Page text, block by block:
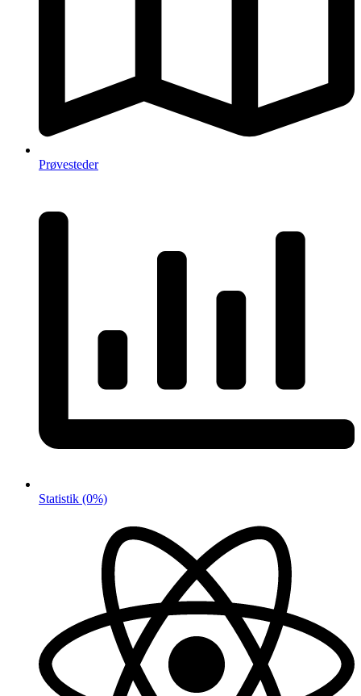
Prøvesteder
Statistik (0%)